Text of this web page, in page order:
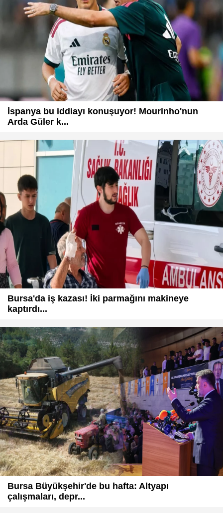
İspanya bu iddiayı konuşuyor! Mourinho'nun
Arda Güler k...
Bursa'da iş kazası! İki parmağını makineye
kaptırdı...
Bursa Büyükşehir'de bu hafta: Altyapı
çalışmaları, depr...